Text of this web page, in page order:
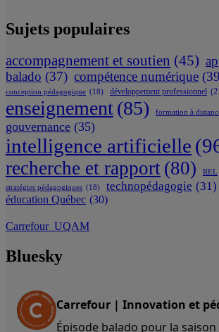
Sujets populaires
accompagnement et soutien (45)
balado (37) compétence numérique
conception pédagogique (18) développement professionnel
enseignement(85) formation à
gouvernance (35)
intelligence artificielle
recherche et rapport (80) REL
stratégies pédagogiques (18) technopédagogie (31)
éducation Québec (30)
Carrefour_UQAM
Bluesky